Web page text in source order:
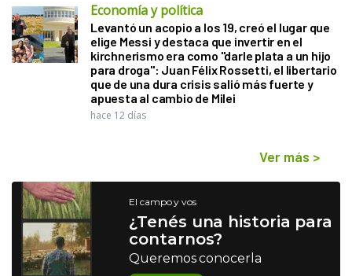
Economía y política
Levantó un acopio a los 19, creó el lugar que
elige Messi y destaca que invertir en el
kirchnerismo era como "darle plata a un hijo
para droga": Juan Félix Rossetti, el libertario
que de una dura crisis salió más fuerte y
apuesta al cambio de Milei
hace 12 días
Ver más >
El campo y vos
¿Tenés una historia para
contarnos?
Queremos conocerla